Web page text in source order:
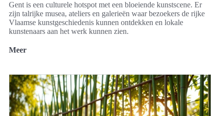
Gent is een culturele hotspot met een bloeiende kunstscene. Er
zijn talrijke musea, ateliers en galerieën waar bezoekers de rijke
Vlaamse kunstgeschiedenis kunnen ontdekken en lokale
kunstenaars aan het werk kunnen zien.
Meer